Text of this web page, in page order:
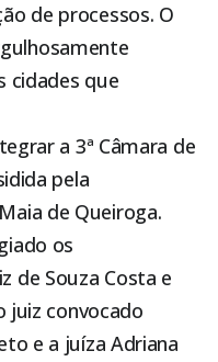
de processos. O
cidades que
a 3ª Câmara de
pela
de Queiroga.
os
de Souza Costa e
juiz convocado
e a juíza Adriana